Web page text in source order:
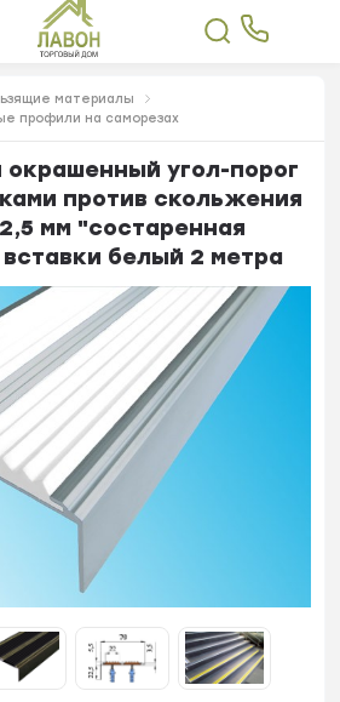
материалы
профили на саморезах
угол-порог
против скольжения
мм "состаренная
белый 2 метра